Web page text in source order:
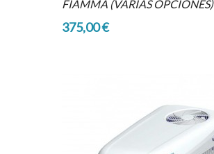
FIAMMA (VARIAS OPCIONES)
375,00 €